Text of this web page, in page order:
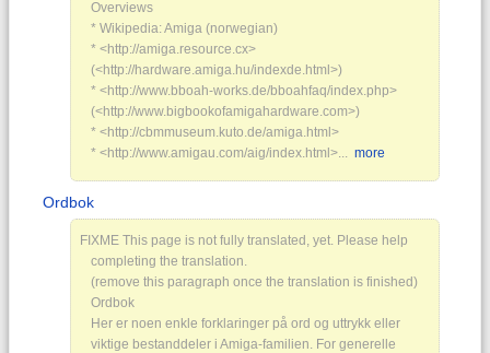
Overviews
* Wikipedia: Amiga (norwegian)
* <http://amiga.resource.cx>
(<http://hardware.amiga.hu/indexde.html>)
* <http://www.bboah-works.de/bboahfaq/index.php>
(<http://www.bigbookofamigahardware.com>)
* <http://cbmmuseum.kuto.de/amiga.html>
* <http://www.amigau.com/aig/index.html>... more
Ordbok
FIXME This page is not fully translated, yet. Please help
completing the translation.
(remove this paragraph once the translation is finished)
Ordbok
Her er noen enkle forklaringer på ord og uttrykk eller
viktige bestanddeler i Amiga-familien. For generelle